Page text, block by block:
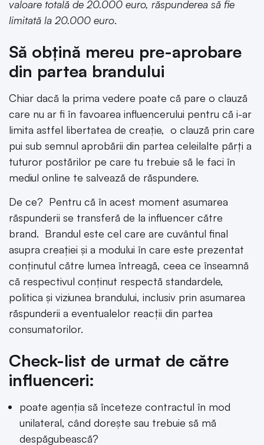
valoare totală de 20.000 euro, răspunderea să fie
limitată la 20.000 euro.
Să obțină mereu pre-aprobare
din partea brandului
Chiar dacă la prima vedere poate că pare o clauză
care nu ar fi în favoarea influencerului pentru că i-ar
limita astfel libertatea de creație, o clauză prin care
pui sub semnul aprobării din partea celeilalte părți a
tuturor postărilor pe care tu trebuie să le faci în
mediul online te salvează de răspundere.
De ce? Pentru că în acest moment asumarea
răspunderii se transferă de la influencer către
brand. Brandul este cel care are cuvântul final
asupra creației și a modului în care este prezentat
conținutul către lumea întreagă, ceea ce înseamnă
că respectivul conținut respectă standardele,
politica și viziunea brandului, inclusiv prin asumarea
răspunderii a eventualelor reacții din partea
consumatorilor.
Check-list de urmat de către
influenceri:
poate agenția să înceteze contractul în mod
unilateral, când dorește sau trebuie să mă
despăgubească?